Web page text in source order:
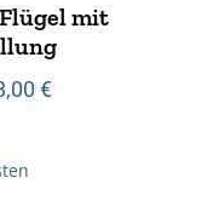
mit
€